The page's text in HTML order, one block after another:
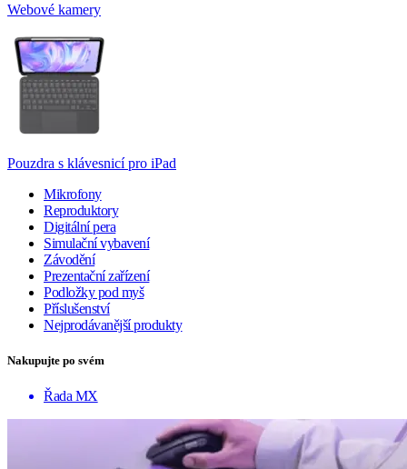
Webové kamery
Pouzdra s klávesnicí pro iPad
Mikrofony
Reproduktory
Digitální pera
Simulační vybavení
Závodění
Prezentační zařízení
Podložky pod myš
Příslušenství
Nejprodávanější produkty
Nakupujte po svém
Řada MX